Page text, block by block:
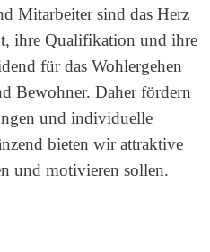
Mitarbeiter sind das Herz
ihre Qualifikation und ihre
für das Wohlergehen
Bewohner. Daher fördern
und individuelle
bieten wir attraktive
und motivieren sollen.